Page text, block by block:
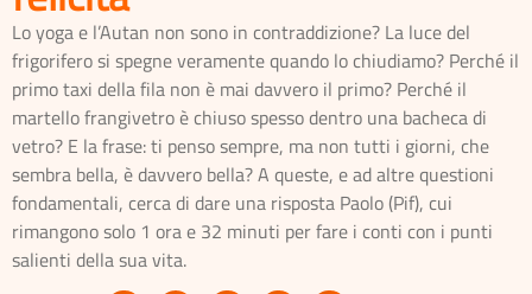
Lo yoga e l’Autan non sono in contraddizione? La luce del
frigorifero si spegne veramente quando lo chiudiamo? Perché il
primo taxi della fila non è mai davvero il primo? Perché il
martello frangivetro è chiuso spesso dentro una bacheca di
vetro? E la frase: ti penso sempre, ma non tutti i giorni, che
sembra bella, è davvero bella? A queste, e ad altre questioni
fondamentali, cerca di dare una risposta Paolo (Pif), cui
rimangono solo 1 ora e 32 minuti per fare i conti con i punti
salienti della sua vita.